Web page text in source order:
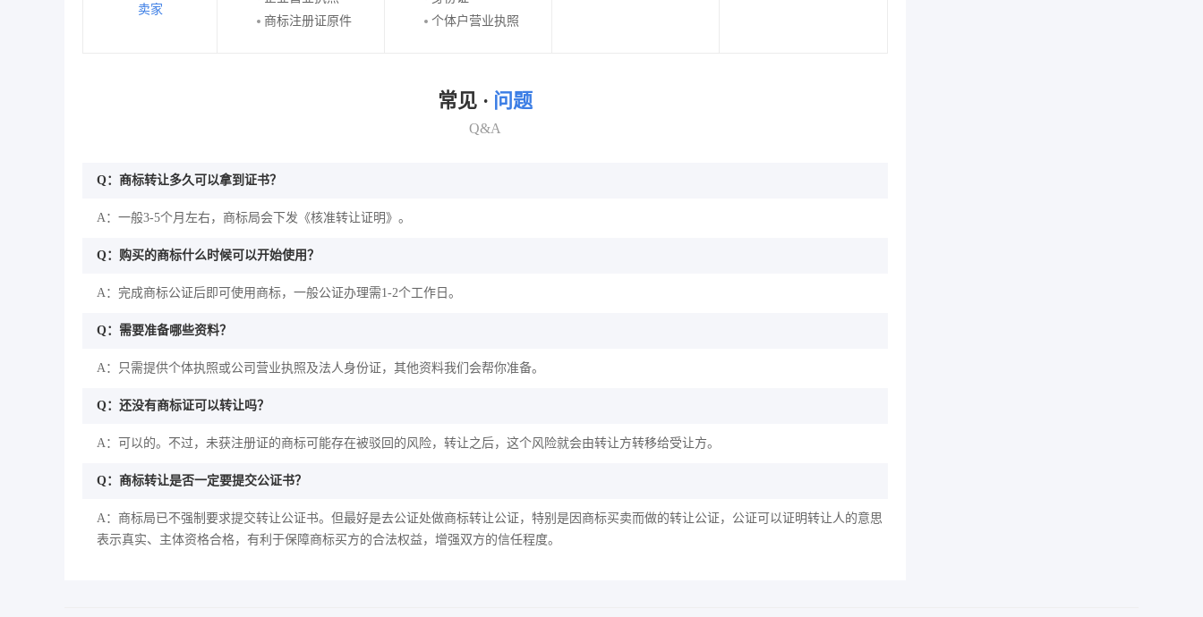
卖家
商标注册证原件
个体户营业执照
常见 · 问题
Q&A
Q：商标转让多久可以拿到证书？
A：一般3-5个月左右，商标局会下发《核准转让证明》。
Q：购买的商标什么时候可以开始使用？
A：完成商标公证后即可使用商标，一般公证办理需1-2个工作日。
Q：需要准备哪些资料？
A：只需提供个体执照或公司营业执照及法人身份证，其他资料我们会帮你准备。
Q：还没有商标证可以转让吗？
A：可以的。不过，未获注册证的商标可能存在被驳回的风险，转让之后，这个风险就会由转让方转移给受让方。
Q：商标转让是否一定要提交公证书？
A：商标局已不强制要求提交转让公证书。但最好是去公证处做商标转让公证，特别是因商标买卖而做的转让公证，公证可以证明转让人的意思
表示真实、主体资格合格，有利于保障商标买方的合法权益，增强双方的信任程度。